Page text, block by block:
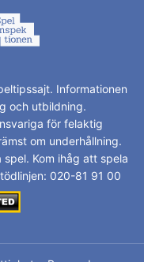
Informationen
och utbildning.
för felaktig
om underhållning.
Kom ihåg att spela
020-81 91 00